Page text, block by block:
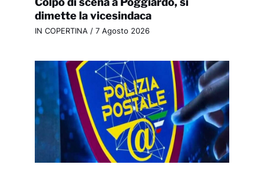
dimette la vicesindaca
IN COPERTINA/ 7 Agosto 2026